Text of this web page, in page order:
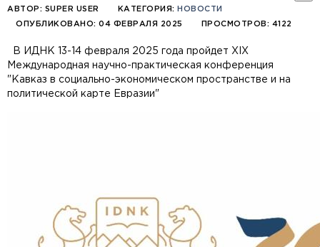
АВТОР: SUPER USER КАТЕГОРИЯ: НОВОСТИ
ОПУБЛИКОВАНО: 04 ФЕВРАЛЯ 2025 ПРОСМОТРОВ: 4122
В ИДНК 13-14 февраля 2025 года пройдет XIX
Международная научно-практическая конференция
"Кавказ в социально-экономическом пространстве и на
политической карте Евразии"